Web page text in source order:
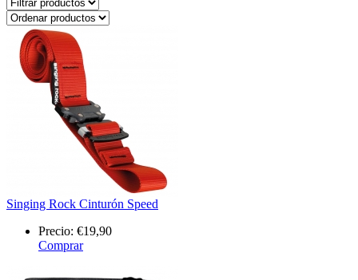
Singing Rock Cinturón Speed
Precio: €19,90
Comprar